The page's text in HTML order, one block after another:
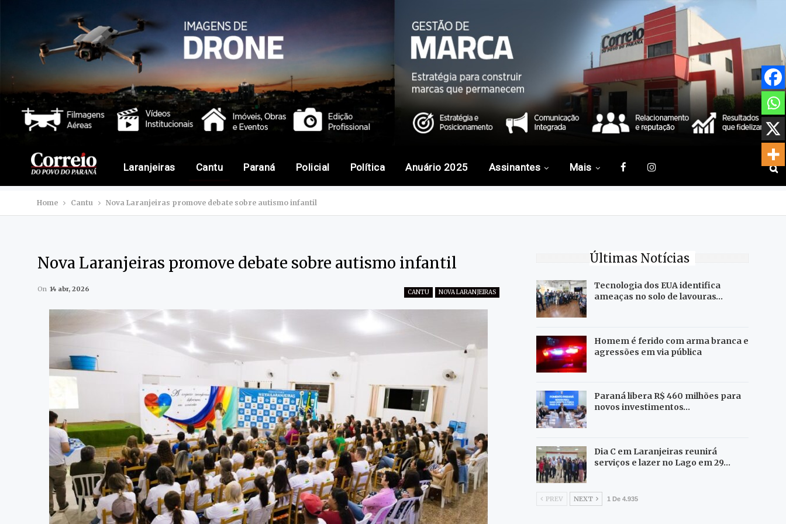
Laranjeiras Cantu Paraná Policial Política Anuário 2025 Assinantes Mais
Home Cantu Nova Laranjeiras promove debate sobre autismo infantil
Nova Laranjeiras promove debate sobre autismo infantil
CANTU NOVA LARANJEIRAS
On 14 abr, 2026
Últimas Notícias
Tecnologia dos EUA identifica
ameaças no solo de lavouras…
Homem é ferido com arma branca e
agressões em via pública
Paraná libera R$ 460 milhões para
novos investimentos…
Dia C em Laranjeiras reunirá
serviços e lazer no Lago em 29…
PREV NEXT 1 De 4.935